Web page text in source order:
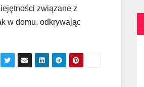
związane z
w domu, odkrywając